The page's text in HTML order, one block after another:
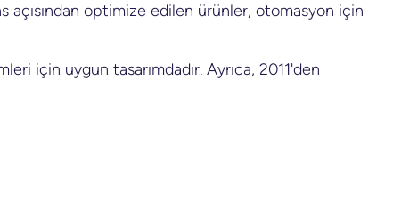
optimize edilen ürünler, otomasyon için
için uygun tasarımdadır. Ayrıca, 2011'den